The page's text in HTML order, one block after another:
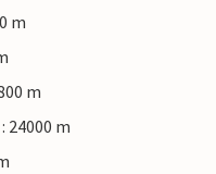
m
m
24000 m